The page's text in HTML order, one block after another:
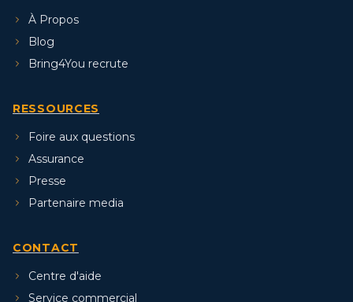
À Propos
Blog
Bring4You recrute
RESSOURCES
Foire aux questions
Assurance
Presse
Partenaire media
CONTACT
Centre d'aide
Service commercial